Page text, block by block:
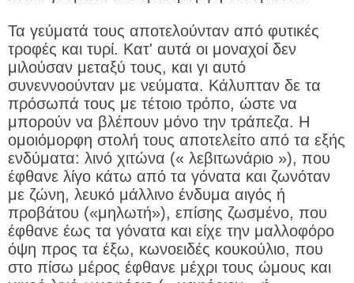
Τα γεύματά τους αποτελούνταν από φυτικές
τροφές και τυρί. Κατ' αυτά οι μοναχοί δεν
μιλούσαν μεταξύ τους, και γι αυτό
συνεννοούνταν με νεύματα. Κάλυπταν δε τα
πρόσωπά τους με τέτοιο τρόπο, ώστε να
μπορούν να βλέπουν μόνο την τράπεζα. Η
ομοιόμορφη στολή τους αποτελείτο από τα εξής
ενδύματα: λινό χιτώνα (« λεβιτωνάριο »), που
έφθανε λίγο κάτω από τα γόνατα και ζωνόταν
με ζώνη, λευκό μάλλινο ένδυμα αιγός ή
προβάτου («μηλωτή»), επίσης ζωσμένο, που
έφθανε έως τα γόνατα και είχε την μαλλοφόρο
όψη προς τα έξω, κωνοειδές κουκούλιο, που
στο πίσω μέρος έφθανε μέχρι τους ώμους και